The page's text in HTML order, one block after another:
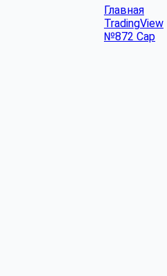
Главная
TradingView
№872 Cap